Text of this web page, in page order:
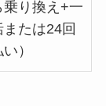
乗り換え+一
または24回
）